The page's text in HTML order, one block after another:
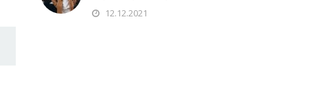
12.12.2021